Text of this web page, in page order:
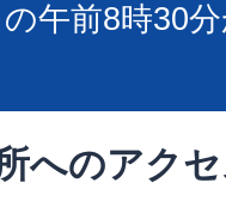
午前8時30
へのアク